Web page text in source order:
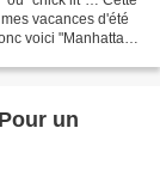
vacances d'été
voici "Manhattan
un